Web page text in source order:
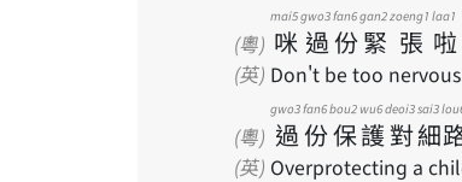
(粵) 咪
mai5
過
gwo3
份
fan6
緊
gan2
張
zoeng1
啦
laa1
(英) Don't be too
(粵) 過
gwo3
份
fan6
保
bou2
護
wu6
對
deoi3
細
sai3
(英) Overprotecting a